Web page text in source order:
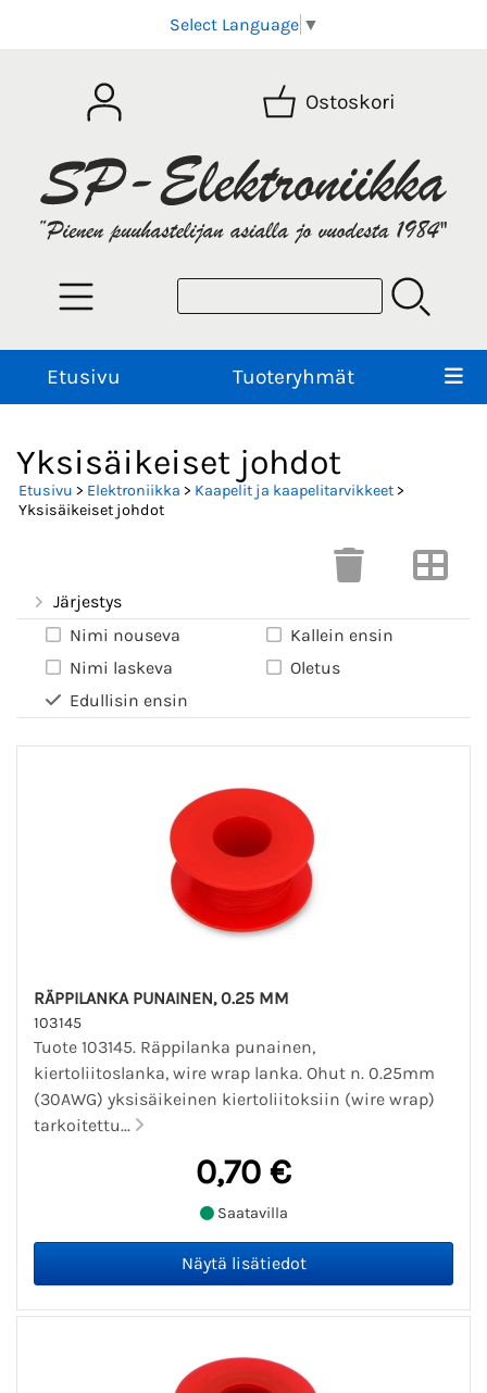
Select Language ▼
Ostoskori
Etusivu Tuoteryhmät
Yksisäikeiset johdot
Etusivu > Elektroniikka > Kaapelit ja kaapelitarvikkeet>
Yksisäikeiset johdot
Järjestys
Nimi nouseva
Nimi laskeva
Edullisin ensin
Kallein ensin
Oletus
RÄPPILANKA PUNAINEN, 0.25 MM
103145
Tuote 103145. Räppilanka punainen,
kiertoliitoslanka, wire wrap lanka. Ohut n. 0.25mm
(30AWG) yksisäikeinen kiertoliitoksiin (wire wrap)
tarkoitettu...
0,70 €
Saatavilla